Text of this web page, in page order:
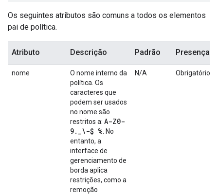
Os seguintes atributos são comuns a todos os elementos
pai de política.
Atributo Descrição Padrão Presença
nome
O nome interno da
política. Os
caracteres que
podem ser usados
no nome são
restritos a: A-Z0-
9. _\-$ % . No
entanto, a
interface de
gerenciamento de
borda aplica
restrições, como a
remoção
N/A Obrigatório